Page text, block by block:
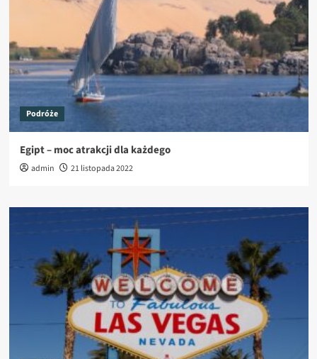
Podróże
Egipt – moc atrakcji dla każdego
admin 21 listopada 2022